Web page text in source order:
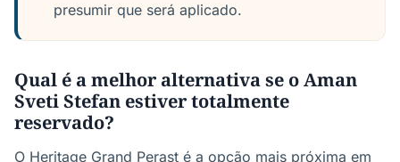
presumir que será aplicado.
Qual é a melhor alternativa se o Aman
Sveti Stefan estiver totalmente
reservado?
O Heritage Grand Perast é a opção mais próxima em